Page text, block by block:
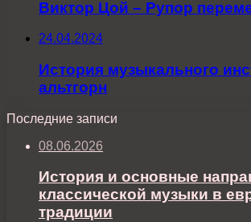
Виктор Цой – Рупор
24.04.2024
История музыкального
альтгорн
Последние записи
08.06.2026
История и основные
классической музыки в
традиции